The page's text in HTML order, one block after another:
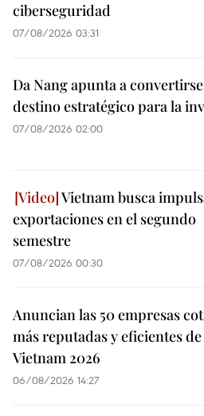
ciberseguridad
07/08/2026 03:31
Da Nang apunta a
destino estratégico para la
07/08/2026 02:00
Vietnam busca
exportaciones en el segundo
semestre
07/08/2026 00:30
Anuncian las 50 empresas
más reputadas y eficientes de
Vietnam 2026
06/08/2026 14:27